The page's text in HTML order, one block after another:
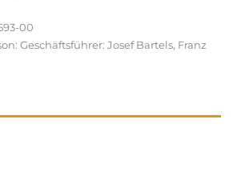
00
Geschäftsführer: Josef Bartels, Franz